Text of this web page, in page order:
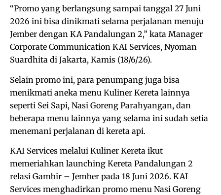
“Promo yang berlangsung sampai tanggal 27 Juni
2026 ini bisa dinikmati selama perjalanan menuju
Jember dengan KA Pandalungan 2,” kata Manager
Corporate Communication KAI Services, Nyoman
Suardhita di Jakarta, Kamis (18/6/26).
Selain promo ini, para penumpang juga bisa
menikmati aneka menu Kuliner Kereta lainnya
seperti Sei Sapi, Nasi Goreng Parahyangan, dan
beberapa menu lainnya yang selama ini sudah setia
menemani perjalanan di kereta api.
KAI Services melalui Kuliner Kereta ikut
memeriahkan launching Kereta Pandalungan 2
relasi Gambir – Jember pada 18 Juni 2026. KAI
Services menghadirkan promo menu Nasi Goreng